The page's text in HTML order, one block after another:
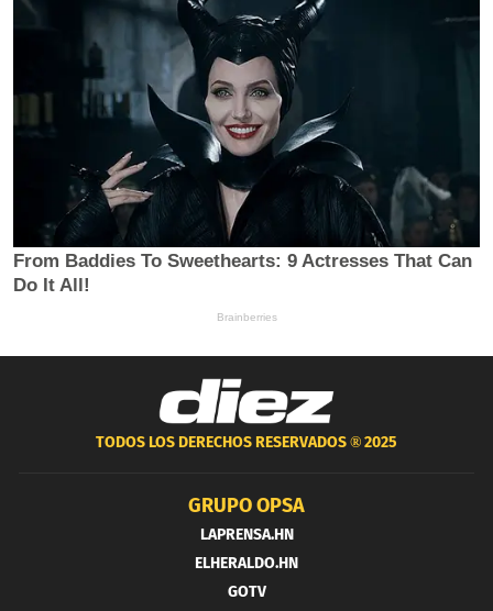
TODOS LOS DERECHOS RESERVADOS ®2025
GRUPO OPSA
LAPRENSA.HN
ELHERALDO.HN
GOTV